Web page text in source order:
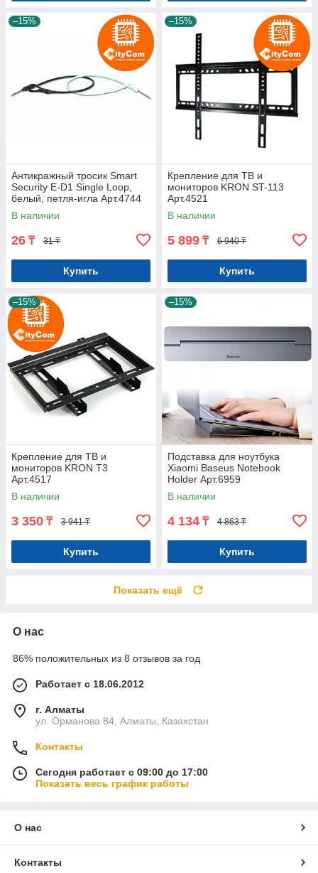
–15%
Антикражный тросик Smart
Security E-D1 Single Loop,
белый, петля-игла Арт.4744
В наличии
26 ₸ 31 ₸
Купить
–15%
Крепление для ТВ и
мониторов KRON ST-113
Арт.4521
В наличии
5 899 ₸ 6 940 ₸
Купить
–15%
Крепление для ТВ и
мониторов KRON T3
Арт.4517
В наличии
3 350 ₸ 3 941 ₸
Купить
–15%
Подставка для ноутбука
Xiaomi Baseus Notebook
Holder Арт.6959
В наличии
4 134 ₸ 4 863 ₸
Купить
Показать ещё
О нас
86% положительных из 8 отзывов за год
Работает с 18.06.2012
г. Алматы
ул. Орманова 84, Алматы, Казахстан
Контакты
Сегодня работает с 09:00 до 17:00
Показать весь график работы
О нас
Контакты